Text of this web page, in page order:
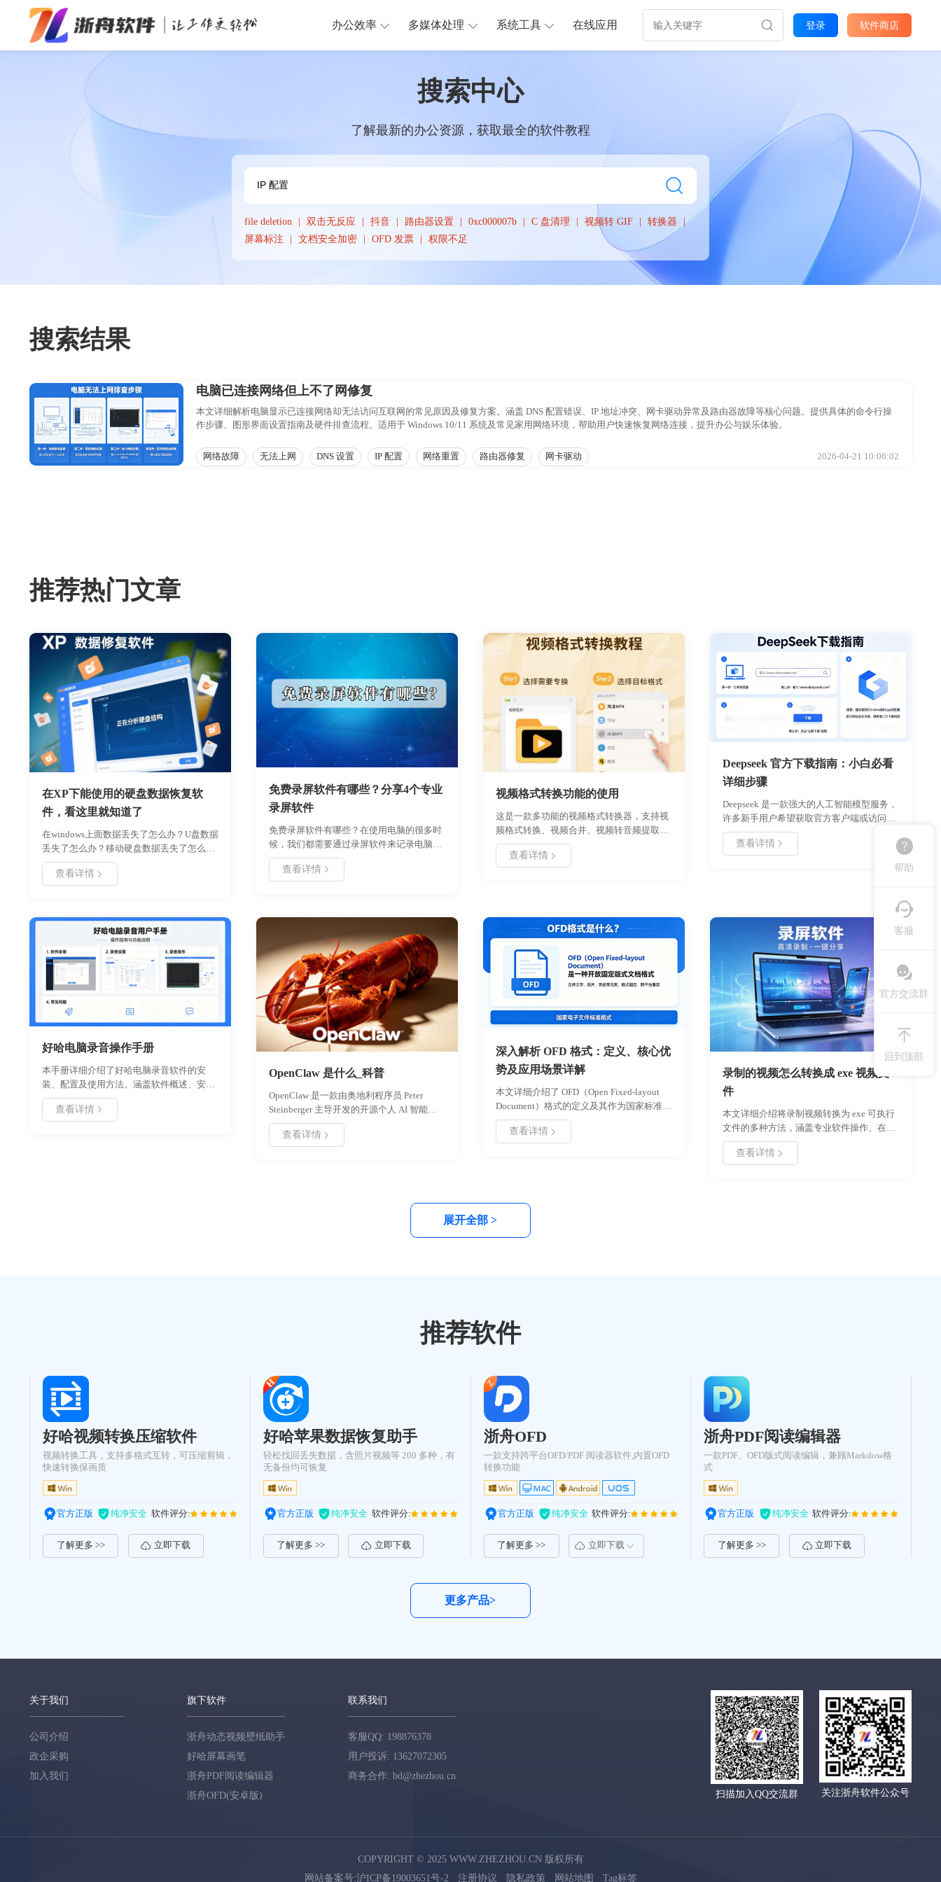
办公效率 多媒体处理 系统工具 在线应用 登录 软件商店
搜索中心
了解最新的办公资源，获取最全的软件教程
file deletion 双击无反应 抖音 路由器设置 0xc000007b C 盘清理 视频转 GIF
转换器
屏幕标注
文档安全加密 OFD 发票 权限不足
搜索结果
电脑已连接网络但上不了网修复
本文详细解析电脑显示已连接网络却无法访问互联网的常见原因及修复方案。涵盖 DNS 配置错误、IP 地址冲突、网卡驱动异常及路由器故障等核心问题。提供具体的命令行操
作步骤、图形界面设置指南及硬件排查流程。适用于 Windows 10/11 系统及常见家用网络环境，帮助用户快速恢复网络连接，提升办公与娱乐体验。
网络故障 无法上网 DNS 设置 IP 配置 网络重置 路由器修复 网卡驱动 2026-04-21 10:06:02
推荐热门文章
在XP下能使用的硬盘数据恢复软
件，看这里就知道了
在windows上面数据丢失了怎么办？U盘数据
丢失了怎么办？移动硬盘数据丢失了怎么
办？是不是碰到这一系列的文件数据丢失
了，不知道怎么找回，焦急万分，十万火急
windows xp 已经是10年前的操作系统了，微
软也基本上放弃维护更新了，使用的用户也
在支持windows xp,甚至在xp 系统上根本就
运行不起来，那么如果在windows xp 数据丢
失了，有没办法能够找回呢？这里小编给你
推荐几款能在xp 上运行的数据恢复软件.请
小板凳坐好，细细听小编道来！
查看详情
免费录屏软件有哪些？分享4个专业
录屏软件
免费录屏软件有哪些？在使用电脑的很多时
候，我们都需要通过录屏软件来记录电脑上
的内容。就像是你看到了一场精彩的视频，
且之后没有回放。怎么记录这场喜欢的直播
查看详情
视频格式转换功能的使用
这是一款多功能的视频格式转换器，支持视
频格式转换、视频合并、视频转音频提取、
视频与GIF互转等多种功能，强大高效的视
频格式转换多功能工具，摆脱您对视频转换
查看详情
Deepseek 官方下载指南：小白必看
详细步骤
Deepseek 是一款强大的人工智能模型服务，
许多新手用户希望获取官方客户端或访问平
台。本文详细介绍了从环境准备、账号注册
到官方下载、安装配置的全流程。内容涵盖
体验。
查看详情
好哈电脑录音操作手册
本手册详细介绍了好哈电脑录音软件的安
装、配置及使用方法。涵盖软件概述、安装
卸载步骤、首次使用指南、核心功能说明、
详细操作教程以及常见问题解决方案。旨在
查看详情
OpenClaw 是什么_科普
OpenClaw 是一款由奥地利程序员 Peter
Steinberger 主导开发的开源个人 AI 智能体
框架，俗称“龙虾”。该框架旨在为用户提供
高效、灵活的自动化控制与智能抓取能力，
以全面了解 OpenClaw 的功能特性、安装步
提供参考。浙舟软件为您带来最新技术科普
查看详情
深入解析 OFD 格式：定义、核心优
势及应用场景详解
本文详细介绍了 OFD（Open Fixed-layout
Document）格式的定义及其作为国家标准的
背景。重点分析了 OFD 格式在安全性、兼容
性、存储效率及自主可控方面的核心优势。
查看详情
录制的视频怎么转换成 exe 视频文
件
本文详细介绍将录制视频转换为 exe 可执行
文件的多种方法，涵盖专业软件操作、在线
工具使用及编程实现方案。通过对比不同工
具的转换效率、文件体积和兼容性，提供适
查看详情
展开全部 >
推荐软件
好哈视频转换压缩软件
视频转换工具，支持多格式互转，可压缩剪辑，
快速转换保画质
官方正版 纯净安全 软件评分:
了解更多 >> 立即下载
好哈苹果数据恢复助手
轻松找回丢失数据，含照片视频等 200 多种，有
无备份均可恢复
官方正版 纯净安全 软件评分:
了解更多 >> 立即下载
浙舟OFD
一款支持跨平台OFD/PDF 阅读器软件,内置OFD
转换功能
官方正版 纯净安全 软件评分:
了解更多 >> 立即下载
浙舟PDF阅读编辑器
一款PDF、OFD版式阅读编辑，兼顾Markdow格
式
官方正版 纯净安全 软件评分:
了解更多 >> 立即下载
更多产品>
关于我们
公司介绍
政企采购
加入我们
旗下软件
浙舟动态视频壁纸助手
好哈屏幕画笔
浙舟PDF阅读编辑器
浙舟OFD(安卓版)
联系我们
客服QQ: 198876378
用户投诉: 13627072305
商务合作: bd@zhezhou.cn
扫描加入QQ交流群
关注浙舟软件公众号
COPYRIGHT © 2025 WWW.ZHEZHOU.CN 版权所有
网站备案号:沪ICP备19003651号-2
注册协议 隐私政策 网站地图 Tag标签
帮助
客服
官方交流群
回到顶部